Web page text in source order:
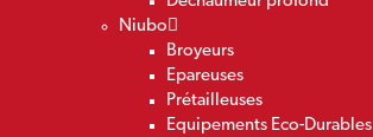
Niubo
Broyeurs
Epareuses
Prétailleuses
Equipements Eco-Durables